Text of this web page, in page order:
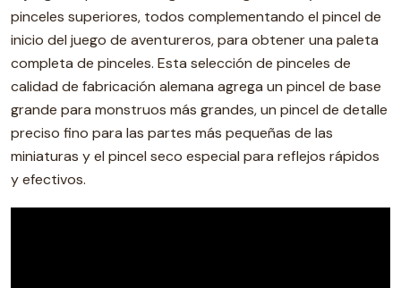
pinceles superiores, todos complementando el pincel de
inicio del juego de aventureros, para obtener una paleta
completa de pinceles. Esta selección de pinceles de
calidad de fabricación alemana agrega un pincel de base
grande para monstruos más grandes, un pincel de detalle
preciso fino para las partes más pequeñas de las
miniaturas y el pincel seco especial para reflejos rápidos
y efectivos.